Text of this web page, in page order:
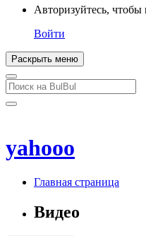
Авторизуйтесь, чтобы
Войти
Раскрыть меню
yahooo
Главная страница
Видео